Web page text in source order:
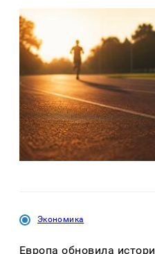
Экономика
Европа обновила